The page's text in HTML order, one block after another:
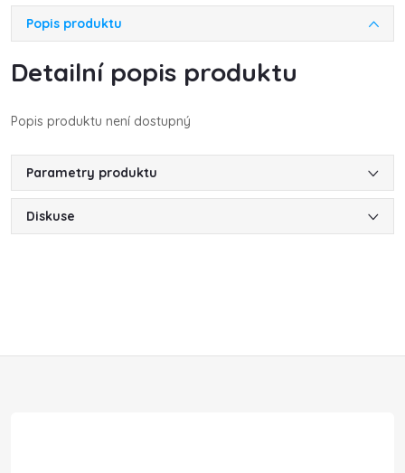
Popis produktu
Detailní popis produktu
Popis produktu není dostupný
Parametry produktu
Diskuse